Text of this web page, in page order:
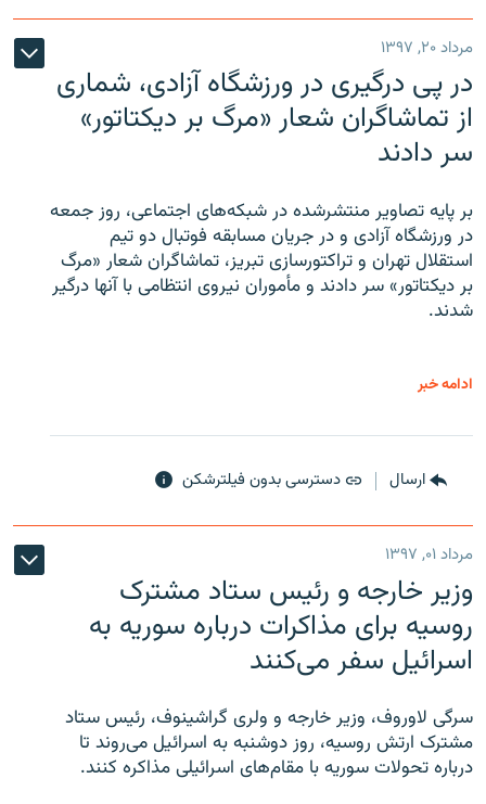
مرداد ۲۰, ۱۳۹۷
در پی درگیری در ورزشگاه آزادی، شماری
از تماشاگران شعار «مرگ بر دیکتاتور»
سر دادند
بر پایه تصاویر منتشرشده در شبکه‌های اجتماعی، روز جمعه
در ورزشگاه آزادی و در جریان مسابقه فوتبال دو تیم
استقلال تهران و تراکتورسازی تبریز، تماشاگران شعار «مرگ
بر دیکتاتور» سر دادند و مأموران نیروی انتظامی با آنها درگیر
شدند.
ادامه خبر
ارسال دسترسی بدون فیلترشکن
مرداد ۰۱, ۱۳۹۷
وزیر خارجه و رئیس‌ ستاد مشترک
روسیه برای مذاکرات درباره سوریه به
اسرائیل سفر می‌کنند
سرگی لاوروف، وزیر خارجه و ولری گراشینوف، رئیس ستاد
مشترک ارتش روسیه، روز دوشنبه به اسرائیل می‌روند تا
درباره تحولات سوریه با مقام‌های اسرائیلی مذاکره کنند.